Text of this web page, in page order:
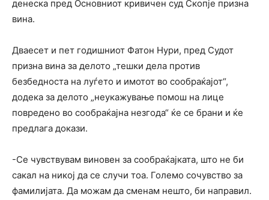
денеска пред Основниот кривичен суд Скопје призна
вина.
Дваесет и пет годишниот Фатон Нури, пред Судот
призна вина за делото „тешки дела против
безбедноста на луѓето и имотот во сообраќајот“,
додека за делото „неукажување помош на лице
повредено во сообраќајна незгода“ ќе се брани и ќе
предлага докази.
-Се чувствувам виновен за сообраќајката, што не би
сакал на никој да се случи тоа. Големо сочувство за
фамилијата. Да можам да сменам нешто, би направил.